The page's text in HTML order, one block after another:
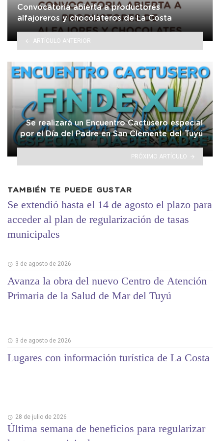
Convocatoria abierta a productores
alfajoreros y chocolateros de La Costa
ARTÍCULO ANTERIOR
Se realizará un Encuentro Cactusero especial
por el Día del Padre en San Clemente del Tuyú
PRÓXIMO ARTÍCULO
TAMBIÉN TE PUEDE GUSTAR
Se extendió hasta el 14 de agosto el plazo para
acceder al plan de regularización de tasas
municipales
3 de agosto de 2026
Avanza la obra del nuevo Centro de Atención
Primaria de la Salud de Mar del Tuyú
3 de agosto de 2026
Lugares con información turística de La Costa
28 de julio de 2026
Última semana de beneficios para regularizar